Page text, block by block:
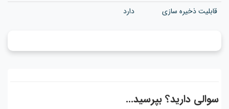
قابلیت ذخیره سازی
دارد
سوالی دارید؟ بپرسید...